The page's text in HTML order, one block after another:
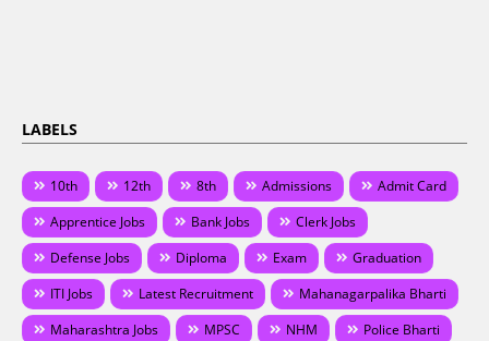
LABELS
10th 12th 8th Admissions
Admit Card
Apprentice Jobs
Bank Jobs
Clerk Jobs
Defense Jobs
Diploma Exam
Graduation
ITI Jobs
Latest Recruitment
Mahanagarpalika Bharti
Maharashtra Jobs
MPSC NHM
Police Bharti